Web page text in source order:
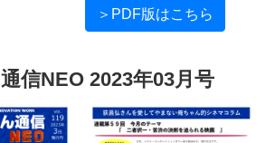
＞PDF版はこちら
信NEO 2023年03月号